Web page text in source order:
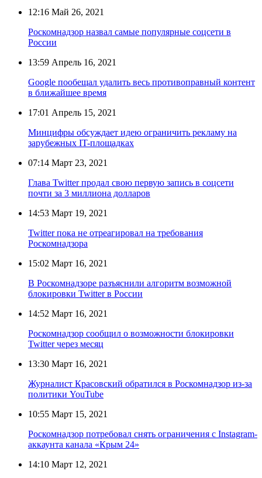
12:16 Май 26, 2021
Роскомнадзор назвал самые популярные соцсети в
России
13:59 Апрель 16, 2021
Google пообещал удалить весь противоправный контент
в ближайшее время
17:01 Апрель 15, 2021
Минцифры обсуждает идею ограничить рекламу на
зарубежных IT-площадках
07:14 Март 23, 2021
Глава Twitter продал свою первую запись в соцсети
почти за 3 миллиона долларов
14:53 Март 19, 2021
Twitter пока не отреагировал на требования
Роскомнадзора
15:02 Март 16, 2021
В Роскомнадзоре разъяснили алгоритм возможной
блокировки Twitter в России
14:52 Март 16, 2021
Роскомнадзор сообщил о возможности блокировки
Twitter через месяц
13:30 Март 16, 2021
Журналист Красовский обратился в Роскомнадзор из-за
политики YouTube
10:55 Март 15, 2021
Роскомнадзор потребовал снять ограничения с Instagram-
аккаунта канала «Крым 24»
14:10 Март 12, 2021